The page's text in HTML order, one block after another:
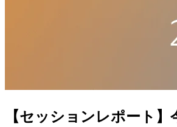
【セッションレポート